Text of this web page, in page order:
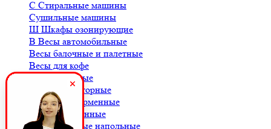
С Стиральные машины
Сушильные машины
Ш Шкафы озонирующие
В Весы автомобильные
Весы балочные и палетные
Весы для кофе
Весы крановые
Весы лабораторные
Весы платформенные
Весы порционные
Весы товарные напольные